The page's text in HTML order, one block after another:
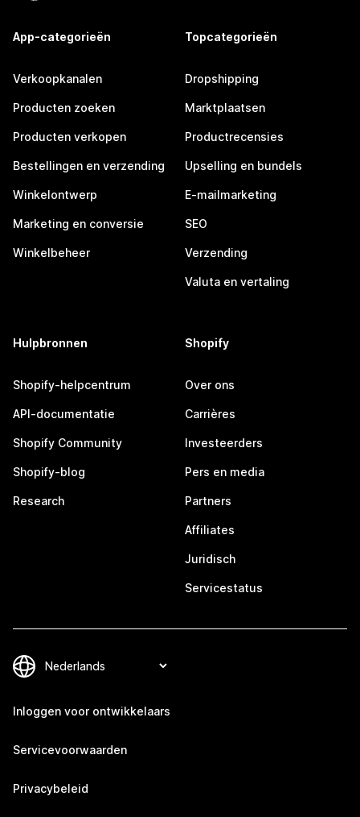
App-categorieën
Verkoopkanalen
Producten zoeken
Producten verkopen
Bestellingen en verzending
Winkelontwerp
Marketing en conversie
Winkelbeheer
Topcategorieën
Dropshipping
Marktplaatsen
Productrecensies
Upselling en bundels
E-mailmarketing
SEO
Verzending
Valuta en vertaling
Hulpbronnen
Shopify-helpcentrum
API-documentatie
Shopify Community
Shopify-blog
Research
Shopify
Over ons
Carrières
Investeerders
Pers en media
Partners
Affiliates
Juridisch
Servicestatus
Inloggen voor ontwikkelaars
Servicevoorwaarden
Privacybeleid